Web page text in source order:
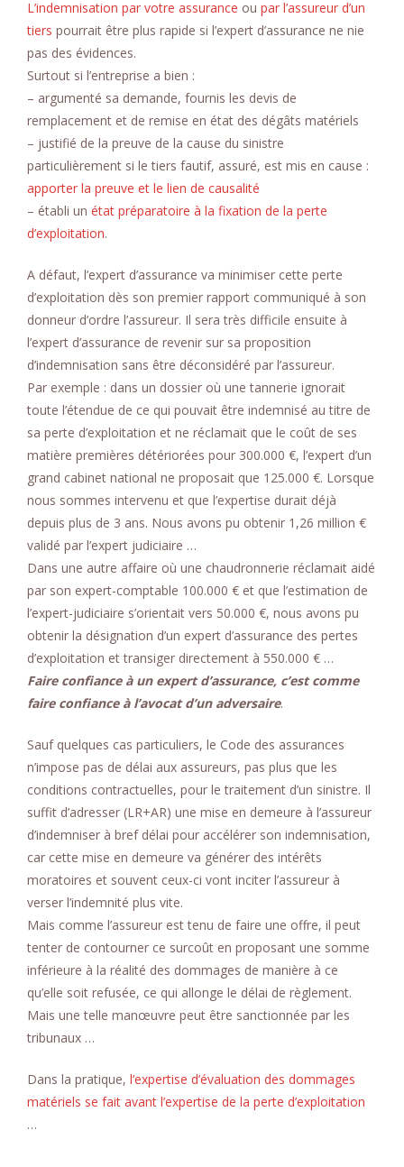
L’indemnisation par votre assurance ou par l’assureur d’un
tiers pourrait être plus rapide si l’expert d’assurance ne nie
pas des évidences.
Surtout si l’entreprise a bien :
– argumenté sa demande, fournis les devis de
remplacement et de remise en état des dégâts matériels
– justifié de la preuve de la cause du sinistre
particulièrement si le tiers fautif, assuré, est mis en cause :
apporter la preuve et le lien de causalité
– établi un état préparatoire à la fixation de la perte
d’exploitation.
A défaut, l’expert d’assurance va minimiser cette perte
d’exploitation dès son premier rapport communiqué à son
donneur d’ordre l’assureur. Il sera très difficile ensuite à
l’expert d’assurance de revenir sur sa proposition
d’indemnisation sans être déconsidéré par l’assureur.
Par exemple : dans un dossier où une tannerie ignorait
toute l’étendue de ce qui pouvait être indemnisé au titre de
sa perte d’exploitation et ne réclamait que le coût de ses
matière premières détériorées pour 300.000 €, l’expert d’un
grand cabinet national ne proposait que 125.000 €. Lorsque
nous sommes intervenu et que l’expertise durait déjà
depuis plus de 3 ans. Nous avons pu obtenir 1,26 million €
validé par l’expert judiciaire …
Dans une autre affaire où une chaudronnerie réclamait aidé
par son expert-comptable 100.000 € et que l’estimation de
l’expert-judiciaire s’orientait vers 50.000 €, nous avons pu
obtenir la désignation d’un expert d’assurance des pertes
d’exploitation et transiger directement à 550.000 € …
Faire confiance à un expert d’assurance, c’est comme
faire confiance à l’avocat d’un adversaire.
Sauf quelques cas particuliers, le Code des assurances
n’impose pas de délai aux assureurs, pas plus que les
conditions contractuelles, pour le traitement d’un sinistre. Il
suffit d’adresser (LR+AR) une mise en demeure à l’assureur
d’indemniser à bref délai pour accélérer son indemnisation,
car cette mise en demeure va générer des intérêts
moratoires et souvent ceux-ci vont inciter l’assureur à
verser l’indemnité plus vite.
Mais comme l’assureur est tenu de faire une offre, il peut
tenter de contourner ce surcoût en proposant une somme
inférieure à la réalité des dommages de manière à ce
qu’elle soit refusée, ce qui allonge le délai de règlement.
Mais une telle manœuvre peut être sanctionnée par les
tribunaux …
Dans la pratique, l’expertise d’évaluation des dommages
matériels se fait avant l’expertise de la perte d’exploitation
…